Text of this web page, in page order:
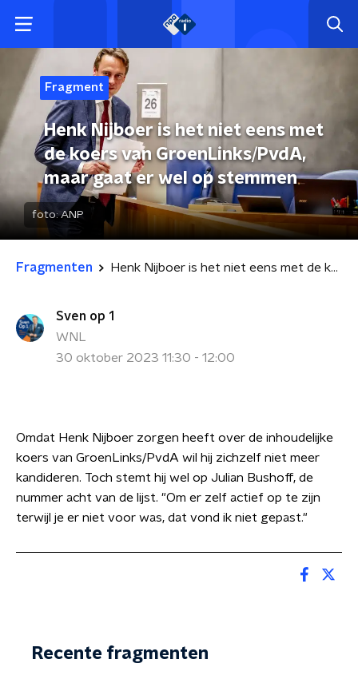
Fragment
Henk Nijboer is het niet eens met
de koers van GroenLinks/PvdA,
maar gaat er wel op stemmen
foto:ANP
Fragmenten Henk Nijboer is het niet eens met de koers van GroenLinks/PvdA, maar gaat er wel op stemmen
Sven op 1
WNL
30 oktober 2023 11:30 - 12:00
Omdat Henk Nijboer zorgen heeft over de inhoudelijke
koers van GroenLinks/PvdA wil hij zichzelf niet meer
kandideren. Toch stemt hij wel op Julian Bushoff, de
nummer acht van de lijst. "Om er zelf actief op te zijn
terwijl je er niet voor was, dat vond ik niet gepast."
Recente fragmenten